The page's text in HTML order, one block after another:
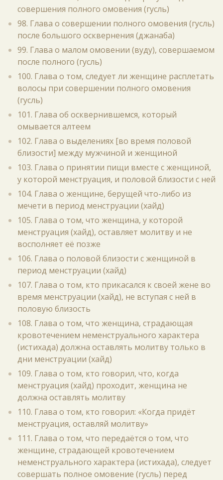
совершения полного омовения (гусль)
98. Глава о совершении полного омовения (гусль)
после большого осквернения (джанаба)
99. Глава о малом омовении (вуду), совершаемом
после полного (гусль)
100. Глава о том, следует ли женщине расплетать
волосы при совершении полного омовения
(гусль)
101. Глава об осквернившемся, который
омывается алтеем
102. Глава о выделениях [во время половой
близости] между мужчиной и женщиной
103. Глава о принятии пищи вместе с женщиной,
у которой менструация, и половой близости с ней
104. Глава о женщине, берущей что-либо из
мечети в период менструации (хайд)
105. Глава о том, что женщина, у которой
менструация (хайд), оставляет молитву и не
восполняет её позже
106. Глава о половой близости с женщиной в
период менструации (хайд)
107. Глава о том, кто прикасался к своей жене во
время менструации (хайд), не вступая с ней в
половую близость
108. Глава о том, что женщина, страдающая
кровотечением неменструального характера
(истихада) должна оставлять молитву только в
дни менструации (хайд)
109. Глава о том, кто говорил, что, когда
менструация (хайд) проходит, женщина не
должна оставлять молитву
110. Глава о том, кто говорил: «Когда придёт
менструация, оставляй молитву»
111. Глава о том, что передаётся о том, что
женщине, страдающей кровотечением
неменструального характера (истихада), следует
совершать полное омовение (гусль) перед